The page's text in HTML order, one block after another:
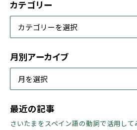
カテゴリー
月別アーカイブ
最近の記事
さいたまをスペイン語の動詞で活用して